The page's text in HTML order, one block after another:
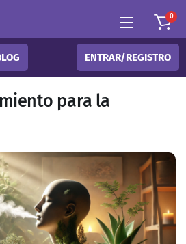
0
ENTRAR/REGISTRO
para la